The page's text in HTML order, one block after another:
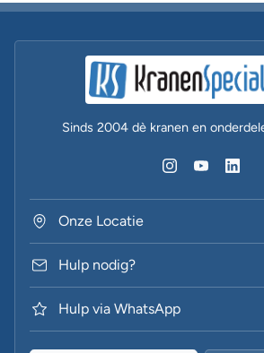
Sinds 2004 dè kranen en
Onze Locatie
Hulp nodig?
Hulp via WhatsApp